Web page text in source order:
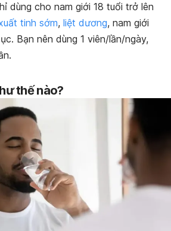
dùng cho nam giới 18 tuổi trở lên
tinh sớm, liệt dương, nam giới
Bạn nên dùng 1 viên/lần/ngày,
thế nào?